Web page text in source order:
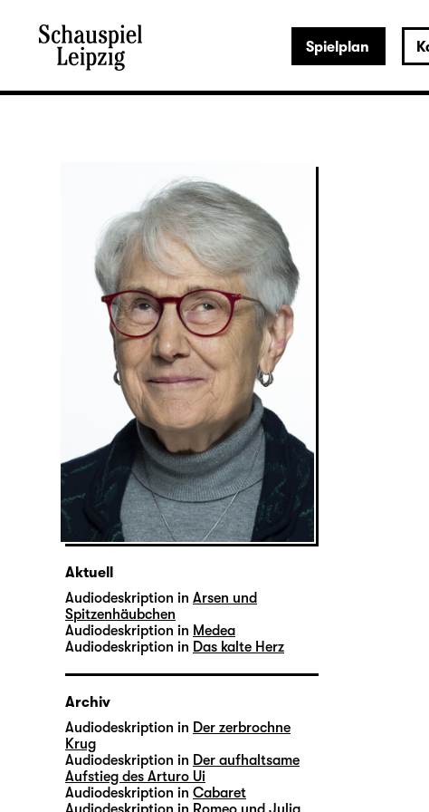
Spielplan
Aktuell
Audiodeskription in Arsen und
Spitzenhäubchen
Audiodeskription in Medea
Audiodeskription in Das kalte Herz
Archiv
Audiodeskription in Der zerbrochne
Krug
Audiodeskription in Der aufhaltsame
Aufstieg des Arturo Ui
Audiodeskription in Cabaret